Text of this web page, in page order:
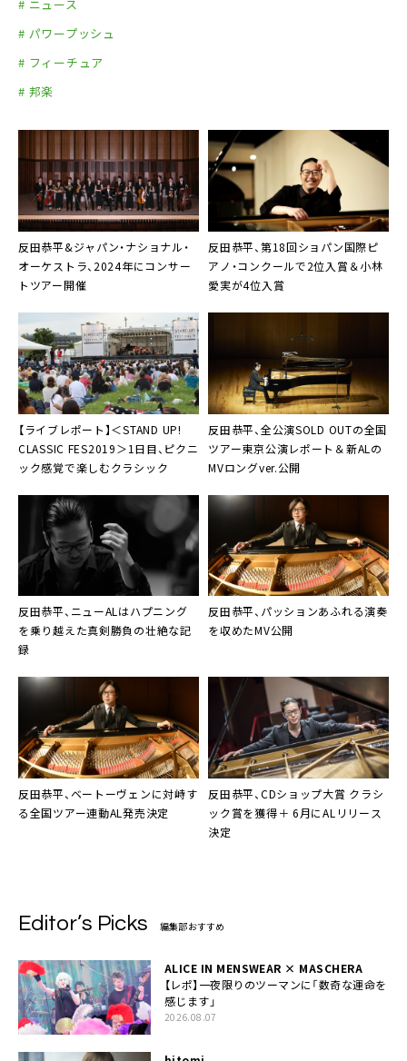
# ニュース
# パワープッシュ
# フィーチュア
# 邦楽
反田恭平&ジャパン・ナショナル・
オーケストラ、2024年にコンサー
トツアー開催
反田恭平、第18回ショパン国際ピ
アノ・コンクールで2位入賞＆小林
愛実が4位入賞
【ライブレポート】＜STAND UP!
CLASSIC FES2019＞1日目、ピクニ
ック感覚で楽しむクラシック
反田恭平、全公演SOLD OUTの全国
ツアー東京公演レポート＆新ALの
MVロングver.公開
反田恭平、ニューALはハプニング
を乗り越えた真剣勝負の壮絶な記
録
反田恭平、パッションあふれる演奏
を収めたMV公開
反田恭平、ベートーヴェンに対峙す
る全国ツアー連動AL発売決定
反田恭平、CDショップ大賞 クラシ
ック賞を獲得＋ 6月にALリリース
決定
Editor’s Picks 編集部おすすめ
ALICE IN MENSWEAR × MASCHERA
【レポ】一夜限りのツーマンに「数奇な運命を
感じます」
2026.08.07